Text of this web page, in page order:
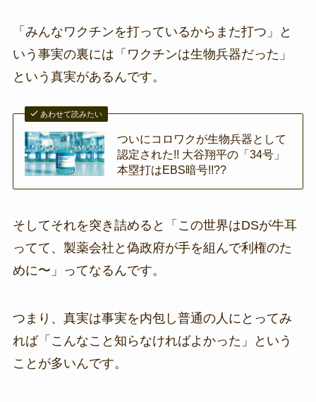
「みんなワクチンを打っているからまた打つ」と
いう事実の裏には「ワクチンは生物兵器だった」
という真実があるんです。
あわせて読みたい
ついにコロワクが生物兵器として
認定された!! 大谷翔平の「34号」
本塁打はEBS暗号!!??
そしてそれを突き詰めると「この世界はDSが牛耳
ってて、製薬会社と偽政府が手を組んで利権のた
めに〜」ってなるんです。
つまり、真実は事実を内包し普通の人にとってみ
れば「こんなこと知らなければよかった」という
ことが多いんです。